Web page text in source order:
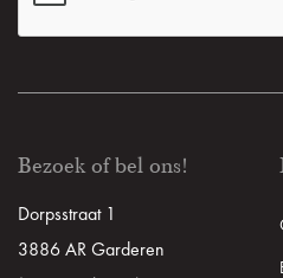
Bezoek of bel ons!
Dorpsstraat 1
3886 AR Garderen